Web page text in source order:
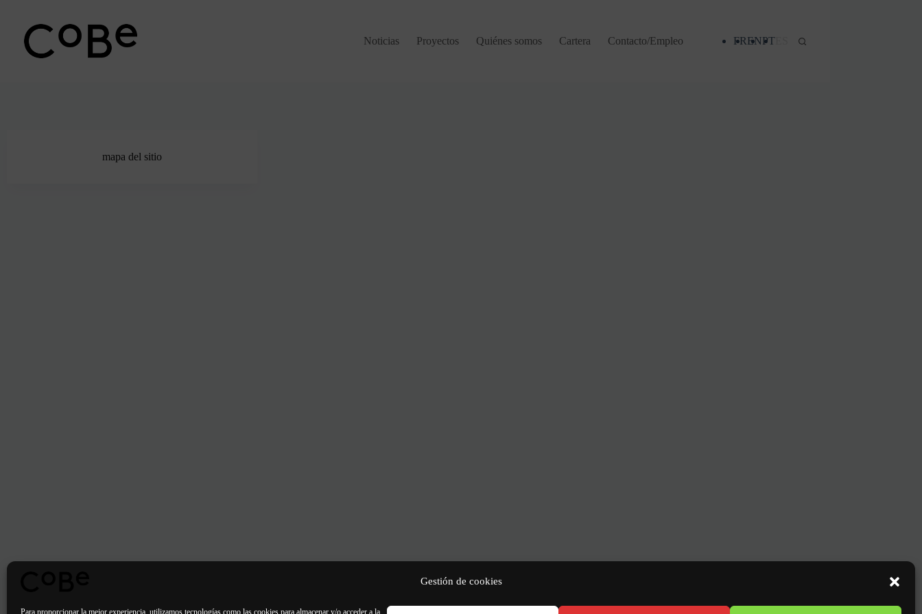
Gestión de cookies
Para proporcionar la mejor experiencia, utilizamos tecnologías como las cookies para almacenar y/o acceder a la
contenido
Noticias
Proyectos Quiénes somos Cartera Contacto/Empleo FRENPTES
mapa del sitio